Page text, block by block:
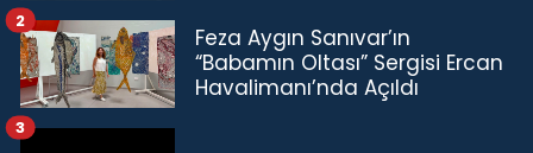
Feza Aygın Sanıvar’ın
“Babamın Oltası” Sergisi Ercan
Havalimanı’nda Açıldı
2
3